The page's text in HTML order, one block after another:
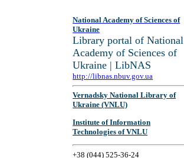
National Academy of Sciences of
Ukraine
Library portal of National
Academy of Sciences of
Ukraine | LibNAS
http://libnas.nbuv.gov.ua
Vernadsky National Library of
Ukraine (VNLU)
Institute of Information
Technologies of VNLU
+38 (044) 525-36-24